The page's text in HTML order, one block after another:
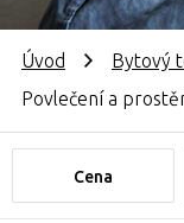
Úvod Bytový
Povlečení a
Cena